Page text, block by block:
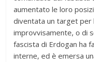
aumentato le loro
diventata un target per
improvvisamente, o di
fascista di Erdogan ha
interne, ed è emersa